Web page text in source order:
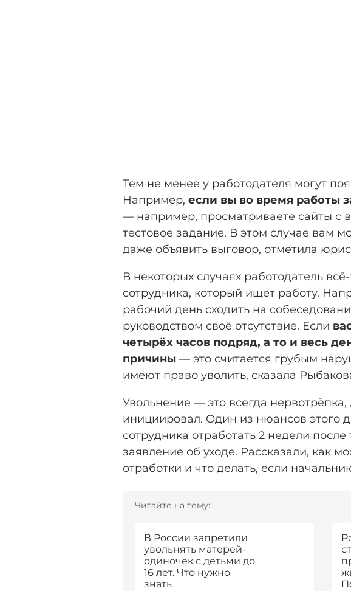
Тем не менее у работодателя могут
Например, если вы во время работы
— например, просматриваете сайты с
тестовое задание. В этом случае вам
даже объявить выговор, отметила
В некоторых случаях работодатель
сотрудника, который ищет работу.
рабочий день сходить на
руководством своё отсутствие. Если
четырёх часов подряд, а то и весь
причины — это считается грубым
имеют право уволить, сказала
Увольнение — это всегда
инициировал. Один из нюансов этого
сотрудника отработать 2 недели после
заявление об уходе. Рассказали, как
отработки и что делать, если
Читайте на тему:
В России запретили
увольнять матерей-
одиночек с детьми до
16 лет. Что нужно
знать